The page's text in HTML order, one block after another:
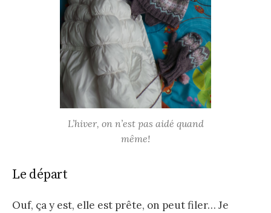
L’hiver, on n’est pas aidé quand
même!
Le départ
Ouf, ça y est, elle est prête, on peut filer… Je